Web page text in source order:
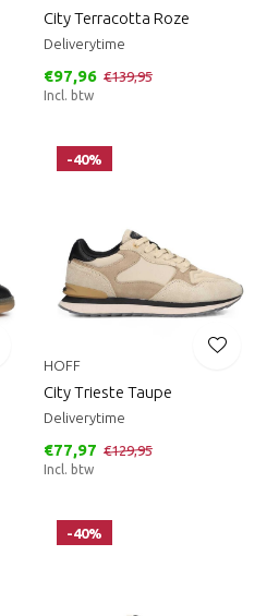
City Terracotta Roze
Deliverytime
€97,96 €139,95
Incl. btw
-40%
HOFF
City Trieste Taupe
Deliverytime
€77,97 €129,95
Incl. btw
-40%